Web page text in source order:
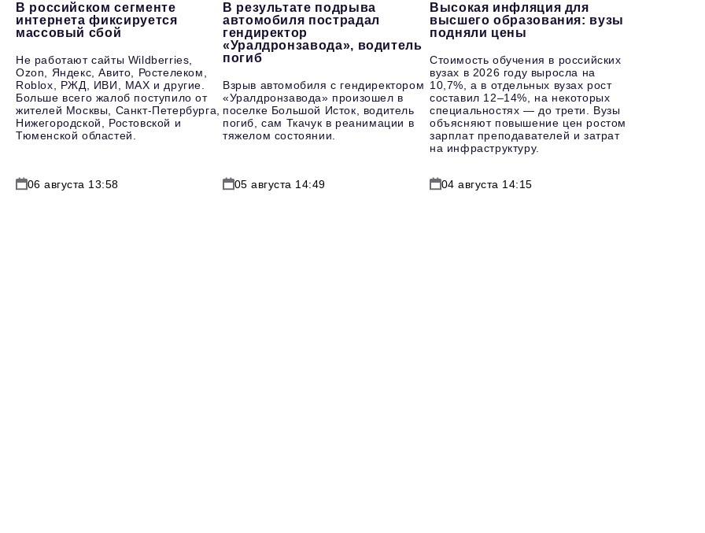
В российском сегменте
интернета фиксируется
массовый сбой
Не работают сайты Wildberries,
Ozon, Яндекс, Авито, Ростелеком,
Roblox, РЖД, ИВИ, MAX и другие.
Больше всего жалоб поступило от
жителей Москвы, Санкт-Петербурга,
Нижегородской, Ростовской и
Тюменской областей.
06 августа 13:58
В результате подрыва
автомобиля пострадал
гендиректор
«Уралдронзавода», водитель
погиб
Взрыв автомобиля с гендиректором
«Уралдронзавода» произошел в
поселке Большой Исток, водитель
погиб, сам Ткачук в реанимации в
тяжелом состоянии.
05 августа 14:49
Высокая инфляция для
высшего образования: вузы
подняли цены
Стоимость обучения в российских
вузах в 2026 году выросла на
10,7%, а в отдельных вузах рост
составил 12–14%, на некоторых
специальностях — до трети. Вузы
объясняют повышение цен ростом
зарплат преподавателей и затрат
на инфраструктуру.
04 августа 14:15